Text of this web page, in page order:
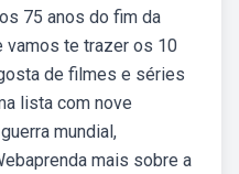
75 anos do fim da
vamos te trazer os 10
de filmes e séries
lista com nove
mundial,
mais sobre a